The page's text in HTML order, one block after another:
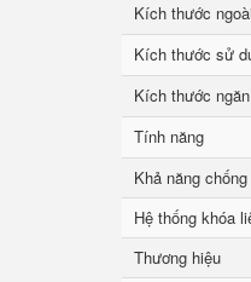
Kích thước
Kích thước sử
Kích thước
Tính năng
Khả năng
Hệ thống khóa
Thương hiệu